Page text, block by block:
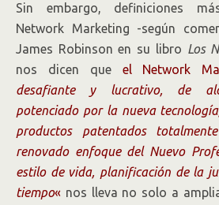
Sin embargo, definiciones
Network Marketing -según
James Robinson en su libro Los
nos dicen que el Network
desafiante y lucrativo, de
potenciado por la nueva
productos patentados
renovado enfoque del Nuevo
estilo de vida, planificación de la
tiempo« nos lleva no solo a